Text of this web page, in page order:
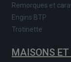
Remorques et
Engins BTP
Trotinette
MAISONS